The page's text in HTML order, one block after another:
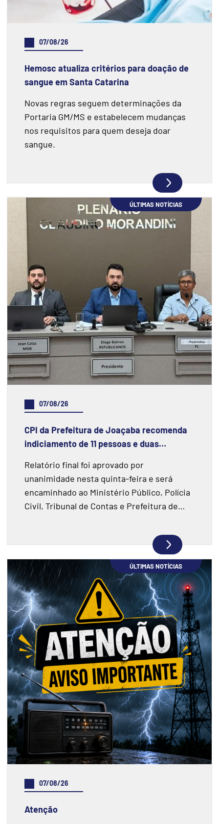
07/08/26
Hemosc atualiza critérios para doação de
sangue em Santa Catarina
Novas regras seguem determinações da
Portaria GM/MS e estabelecem mudanças
nos requisitos para quem deseja doar
sangue.
ÚLTIMAS NOTÍCIAS
07/08/26
CPI da Prefeitura de Joaçaba recomenda
indiciamento de 11 pessoas e duas
Relatório final foi aprovado por
unanimidade nesta quinta-feira e será
encaminhado ao Ministério Público, Polícia
Civil, Tribunal de Contas e Prefeitura de
ÚLTIMAS NOTÍCIAS
07/08/26
Atenção